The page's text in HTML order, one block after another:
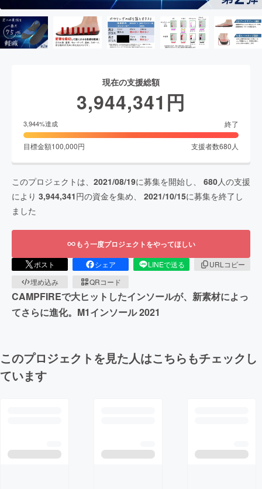
現在の支援総額
3,944,341 円
3,944%達成 終了
目標金額100,000円 支援者数680 人
このプロジェクトは、 2021/08/19に募集を開始し、 680人の支援
により 3,944,341円の資金を集め、 2021/10/15に募集を終了し
ました
もう一度プロジェクトをやってほしい
ポスト シェア LINEで送る
URLコピー
埋め込み
QRコード
CAMPFIREで大ヒットしたインソールが、新素材によっ
てさらに進化。M1インソール 2021
このプロジェクトを見た人はこちらもチェックし
ています